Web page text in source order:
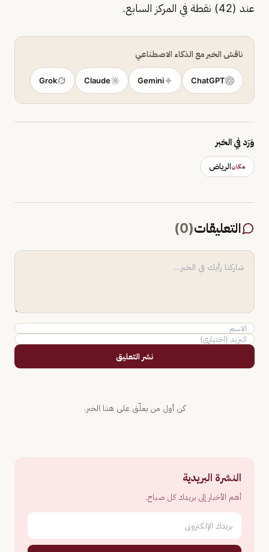
عند (42) نقطة في المركز السابع.
ناقش الخبر مع الذكاء الاصطناعي
ChatGPT
Gemini
Claude
Grok
وَرَد في الخبر
مكانالرياض
التعليقات(
0
)
نشر التعليق
كن أول من يعلّق على هذا الخبر.
النشرة البريدية
أهم الأخبار إلى بريدك كل صباح.